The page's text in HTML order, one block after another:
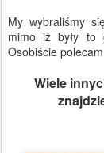
My wybraliśmy
mimo iż były to
Osobiście
Wiele